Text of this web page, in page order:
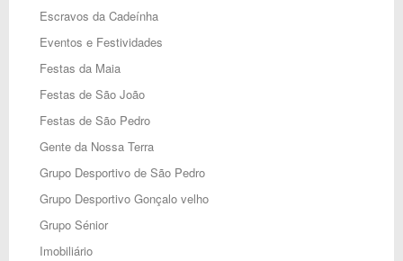
Escravos da Cadeínha
Eventos e Festividades
Festas da Maia
Festas de São João
Festas de São Pedro
Gente da Nossa Terra
Grupo Desportivo de São Pedro
Grupo Desportivo Gonçalo velho
Grupo Sénior
Imobiliário